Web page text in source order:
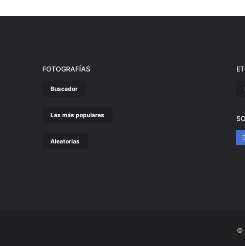
FOTOGRAFÍAS
Buscador
Las más populares
Aleatorias
©